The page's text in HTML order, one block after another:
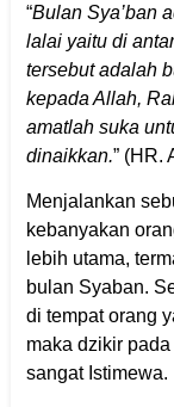
“Bulan Sya’ban
lalai yaitu di
tersebut adalah
kepada Allah,
amatlah suka
dinaikkan.” (HR.
Menjalankan
kebanyakan
lebih utama,
bulan Syaban.
di tempat orang
maka dzikir
sangat Istimewa.